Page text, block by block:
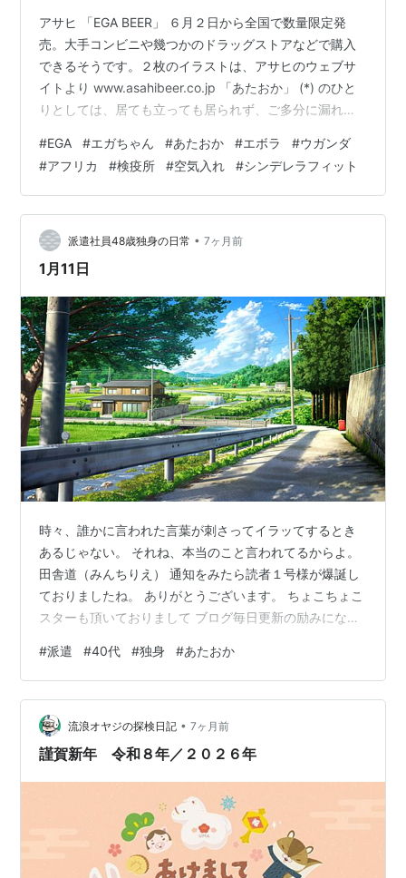
アサヒ 「EGA BEER」 ６月２日から全国で数量限定発
売。大手コンビニや幾つかのドラッグストアなどで購入
できるそうです。２枚のイラストは、アサヒのウェブサ
イトより www.asahibeer.co.jp 「あたおか」 (*) のひと
りとしては、居ても立っても居られず、ご多分に漏れず
ら」の略語ですが、YouTube「エガちゃんねる」で、フ
ァンの総称としてこの言葉が使われています。余談です
が、私は東アフリカのウガンダという国から先日帰って
きたばかり。エボラ出血熱の流行地域だったので、帰国
後21日間外出はなるべく控えてねと、成田空港の検疫
所…
#EGA #エガちゃん #あたおか #エボラ #ウガンダ
#アフリカ #検疫所 #空気入れ #シンデレラフィット
派遣社員48歳独身の日常 • 7ヶ月前
1月11日
時々、誰かに言われた言葉が刺さってイラッてするとき
あるじゃない。 それね、本当のこと言われてるからよ。
田舎道（みんちりえ） 通知をみたら読者１号様が爆誕し
ておりましたね。 ありがとうございます。 ちょこちょこ
スターも頂いておりまして ブログ毎日更新の励みになっ
ね。 2000年代のブログみたいに アクセスカウンターも
つけたいな。 少し当ブログのログ解析を見てみたら 元旦
から11日までのアクセス数のべ23人。 ゼロの日もあるの
でこれ自分以外の人ってことですよね。 エガちゃんねる
の登録者は「あたおか」（頭のおかしい人） と呼ばれて
#派遣 #40代 #独身 #あたおか
流浪オヤジの探検日記 • 7ヶ月前
謹賀新年 令和８年／２０２６年